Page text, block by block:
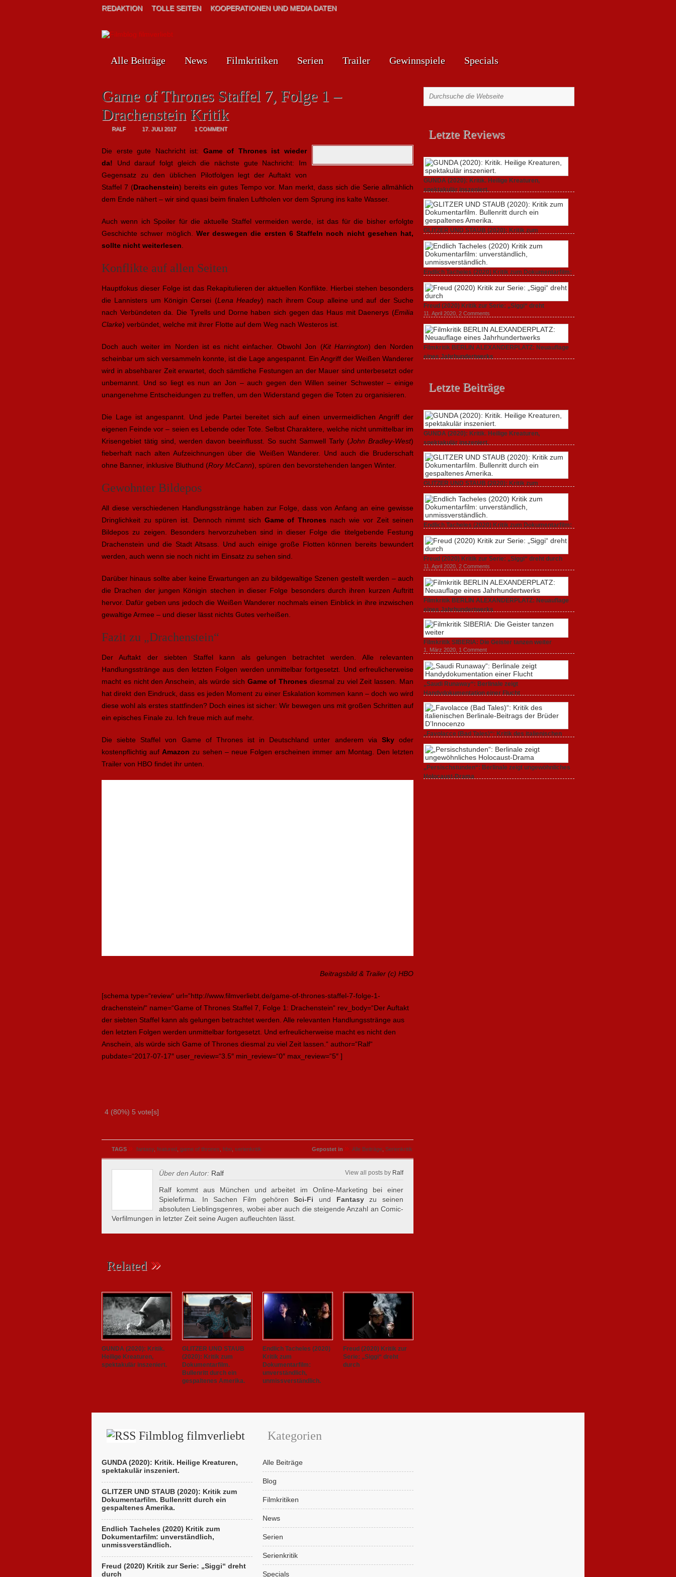
REDAKTION TOLLE SEITEN KOOPERATIONEN UND MEDIA DATEN
Alle Beiträge News Filmkritiken Serien Trailer Gewinnspiele Specials
Game of Thrones Staffel 7, Folge 1 –
Drachenstein Kritik
RALF 17. JULI 2017 1 COMMENT
Die erste gute Nachricht ist: Game of Thrones ist wieder
da! Und darauf folgt gleich die nächste gute Nachricht: Im
Gegensatz zu den üblichen Pilotfolgen legt der Auftakt von
Staffel 7 (Drachenstein) bereits ein gutes Tempo vor. Man merkt, dass sich die Serie allmählich
dem Ende nähert – wir sind quasi beim finalen Luftholen vor dem Sprung ins kalte Wasser.
Auch wenn ich Spoiler für die aktuelle Staffel vermeiden werde, ist das für die bisher erfolgte
Geschichte schwer möglich. Wer deswegen die ersten 6 Staffeln noch nicht gesehen hat,
sollte nicht weiterlesen
Konflikte auf allen Seiten
Hauptfokus dieser Folge ist das Rekapitulieren der aktuellen Konflikte. Hierbei stehen besonders
die Lannisters um Königin Cersei (Lena Headey) nach ihrem Coup alleine und auf der Suche
nach Verbündeten da. Die Tyrells und Dorne haben sich gegen das Haus mit Daenerys (Emilia
Clarke) verbündet, welche mit ihrer Flotte auf dem Weg nach Westeros ist.
Doch auch weiter im Norden ist es nicht einfacher. Obwohl Jon (Kit Harrington) den Norden
scheinbar um sich versammeln konnte, ist die Lage angespannt. Ein Angriff der Weißen Wanderer
wird in absehbarer Zeit erwartet, doch sämtliche Festungen an der Mauer sind unterbesetzt oder
unbemannt. Und so liegt es nun an Jon – auch gegen den Willen seiner Schwester – einige
unangenehme Entscheidungen zu treffen, um den Widerstand gegen die Toten zu organisieren.
Die Lage ist angespannt. Und jede Partei bereitet sich auf einen unvermeidlichen Angriff der
eigenen Feinde vor – seien es Lebende oder Tote. Selbst Charaktere, welche nicht unmittelbar im
Krisengebiet tätig sind, werden davon beeinflusst. So sucht Samwell Tarly (John Bradley-West)
fieberhaft nach alten Aufzeichnungen über die Weißen Wanderer. Und auch die Bruderschaft
ohne Banner, inklusive Bluthund (Rory McCann), spüren den bevorstehenden langen Winter.
Gewohnter Bildepos
All diese verschiedenen Handlungsstränge haben zur Folge, dass von Anfang an eine gewisse
Dringlichkeit zu spüren ist. Dennoch nimmt sich Game of Thrones nach wie vor Zeit seinen
Bildepos zu zeigen. Besonders hervorzuheben sind in dieser Folge die titelgebende Festung
Drachenstein und die Stadt Altsass. Und auch einige große Flotten können bereits bewundert
werden, auch wenn sie noch nicht im Einsatz zu sehen sind.
Darüber hinaus sollte aber keine Erwartungen an zu bildgewaltige Szenen gestellt werden – auch
die Drachen der jungen Königin stechen in dieser Folge besonders durch ihren kurzen Auftritt
hervor. Dafür geben uns jedoch die Weißen Wanderer nochmals einen Einblick in ihre inzwischen
gewaltige Armee – und dieser lässt nichts Gutes verheißen.
Fazit zu „Drachenstein“
Der Auftakt der siebten Staffel kann als gelungen betrachtet werden. Alle relevanten
Handlungsstränge aus den letzten Folgen werden unmittelbar fortgesetzt. Und erfreulicherweise
macht es nicht den Anschein, als würde sich Game of Thrones diesmal zu viel Zeit lassen. Man
hat direkt den Eindruck, dass es jeden Moment zu einer Eskalation kommen kann – doch wo wird
diese wohl als erstes stattfinden? Doch eines ist sicher: Wir bewegen uns mit großen Schritten auf
ein episches Finale zu. Ich freue mich auf mehr.
Die siebte Staffel von Game of Thrones ist in Deutschland unter anderem via Skyoder
kostenpflichtig auf Amazon zu sehen – neue Folgen erscheinen immer am Montag. Den letzten
Trailer von HBO findet ihr unten.
Beitragsbild & Trailer (c) HBO
[schema type=“review“ url=“http://www.filmverliebt.de/game-of-thrones-staffel-7-folge-1-
drachenstein/“ name=“Game of Thrones Staffel 7, Folge 1: Drachenstein“ rev_body=“Der Auftakt
der siebten Staffel kann als gelungen betrachtet werden. Alle relevanten Handlungsstränge aus
den letzten Folgen werden unmittelbar fortgesetzt. Und erfreulicherweise macht es nicht den
Anschein, als würde sich Game of Thrones diesmal zu viel Zeit lassen.“ author=“Ralf“
pubdate=“2017-07-17″ user_review=“3.5″ min_review=“0″ max_review=“5″ ]
4 (80%) 5 vote[s]
TAGS » fantasy, featured game of thrones hbo serienkritik Gepostet in » Alle Beiträge Serienkritik
Über den Autor: Ralf View all posts by Ralf
Ralf kommt aus München und arbeitet im Online-Marketing bei einer
Spielefirma. In Sachen Film gehörenSci-Fi und Fantasyzu seinen
absoluten Lieblingsgenres, wobei aber auch die steigende Anzahl an Comic-
Verfilmungen in letzter Zeit seine Augen aufleuchten lässt.
Related »
GUNDA (2020): Kritik.
Heilige Kreaturen,
spektakulär inszeniert.
GLITZER UND STAUB
(2020): Kritik zum
Dokumentarfilm.
Bullenritt durch ein
gespaltenes Amerika.
Endlich Tacheles (2020)
Kritik zum
Dokumentarfilm:
unverständlich,
unmissverständlich.
Freud (2020) Kritik zur
Serie: „Siggi“ dreht
durch
Letzte Reviews
GUNDA (2020): Kritik. Heilige Kreaturen,
spektakulär inszeniert.
GLITZER UND STAUB (2020): Kritik zum
Dokumentarfilm.
3. Oktober 2020,2 Comments
Endlich Tacheles (2020) Kritik zum Dokumentarfilm:
unverständlich,
19. Mai 2020,0 Comments
Freud (2020) Kritik zur Serie: „Siggi“ dreht
11. April 2020, 2 Comments
Filmkritik BERLIN ALEXANDERPLATZ: Neuauflage
eines Jahrhundertwerks
Letzte Beiträge
GUNDA (2020): Kritik. Heilige Kreaturen,
spektakulär inszeniert.
GLITZER UND STAUB (2020): Kritik zum
Dokumentarfilm. Bullenritt durch ein gespaltenes
Amerika.
3. Oktober 2020,2 Comments
Endlich Tacheles (2020) Kritik zum Dokumentarfilm:
unverständlich, unmissverständlich.
19. Mai 2020,0 Comments
Freud (2020) Kritik zur Serie: „Siggi“ dreht durch
11. April 2020, 2 Comments
Filmkritik BERLIN ALEXANDERPLATZ: Neuauflage
eines Jahrhundertwerks
Filmkritik SIBERIA: Die Geister tanzen weiter
1. März 2020, 1 Comment
„Saudi Runaway“: Berlinale zeigt
Handydokumentation einer Flucht
„Favolacce (Bad Tales)“: Kritik des italienischen
Berlinale-Beitrags der Brüder D’Innocenzo
25. Februar 2020,2 Comments
„Persischstunden“: Berlinale zeigt ungewöhnliches
Holocaust-Drama
Filmblog filmverliebt
GUNDA (2020): Kritik. Heilige Kreaturen,
spektakulär inszeniert.
GLITZER UND STAUB (2020): Kritik zum
Dokumentarfilm. Bullenritt durch ein
gespaltenes Amerika.
Endlich Tacheles (2020) Kritik zum
Dokumentarfilm: unverständlich,
unmissverständlich.
Freud (2020) Kritik zur Serie: „Siggi“ dreht
durch
Kategorien
Alle Beiträge
Blog
Filmkritiken
News
Serien
Serienkritik
Specials